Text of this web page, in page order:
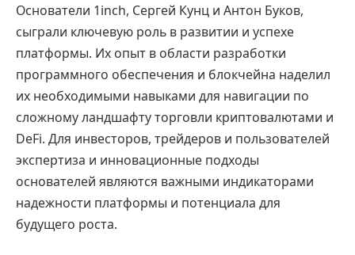
Основатели 1inch, Сергей Кунц и Антон Буков,
сыграли ключевую роль в развитии и успехе
платформы. Их опыт в области разработки
программного обеспечения и блокчейна наделил
их необходимыми навыками для навигации по
сложному ландшафту торговли криптовалютами и
DeFi. Для инвесторов, трейдеров и пользователей
экспертиза и инновационные подходы
основателей являются важными индикаторами
надежности платформы и потенциала для
будущего роста.